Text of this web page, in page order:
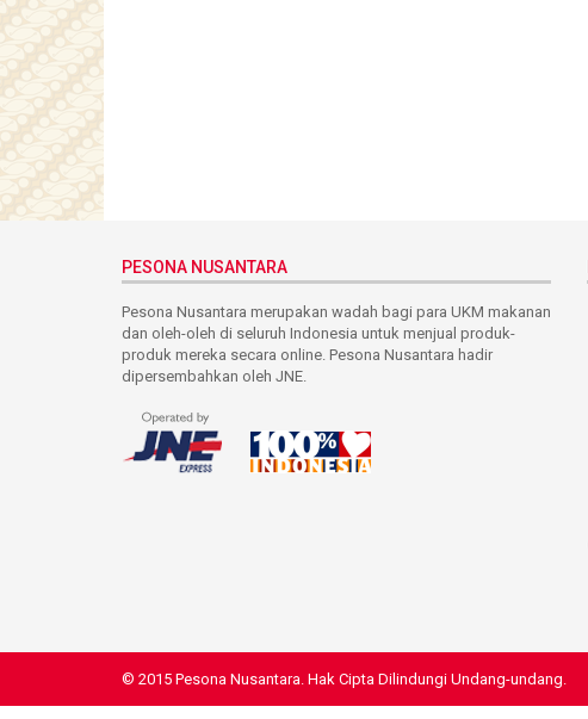
PESONA NUSANTARA
Pesona Nusantara merupakan wadah bagi para UKM makanan
dan oleh-oleh di seluruh Indonesia untuk menjual produk-
produk mereka secara online. Pesona Nusantara hadir
dipersembahkan oleh JNE.
© 2015 Pesona Nusantara. Hak Cipta Dilindungi Undang-undang.